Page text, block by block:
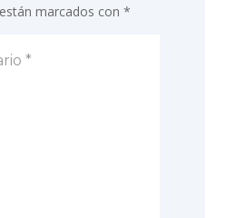
marcados con *